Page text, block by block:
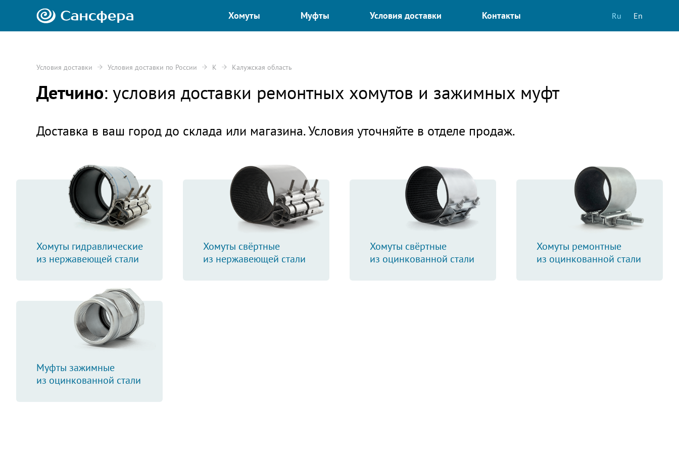
Ru En
Хомуты Муфты Условия доставки Контакты
Условия доставки Условия доставки по России К Калужская область
Детчино: условия доставки ремонтных хомутов и зажимных муфт
Доставка в ваш город до склада или магазина. Условия уточняйте в отделе продаж.
Хомуты гидравлические
из нержавеющей стали
Хомуты свёртные
из нержавеющей стали
Хомуты свёртные
из оцинкованной стали
Хомуты ремонтные
из оцинкованной стали
Муфты зажимные
из оцинкованной стали